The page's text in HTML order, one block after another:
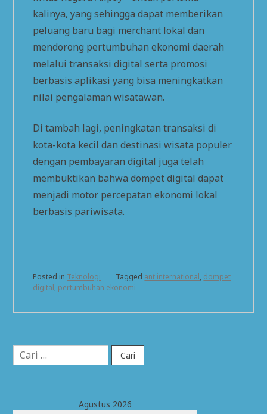
kalinya, yang sehingga dapat memberikan
peluang baru bagi merchant lokal dan
mendorong pertumbuhan ekonomi daerah
melalui transaksi digital serta promosi
berbasis aplikasi yang bisa meningkatkan
nilai pengalaman wisatawan.
Di tambah lagi, peningkatan transaksi di
kota-kota kecil dan destinasi wisata populer
dengan pembayaran digital juga telah
membuktikan bahwa dompet digital dapat
menjadi motor percepatan ekonomi lokal
berbasis pariwisata.
Posted in Teknologi Tagged ant international, dompet
digital, pertumbuhan ekonomi
Cari
untuk:
Agustus 2026